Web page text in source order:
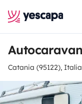
Catania (95122), Italia